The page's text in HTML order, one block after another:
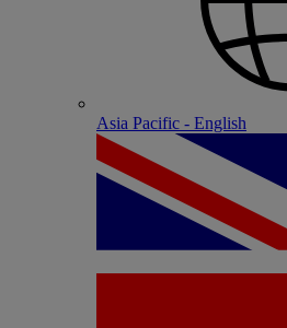
Asia Pacific - English